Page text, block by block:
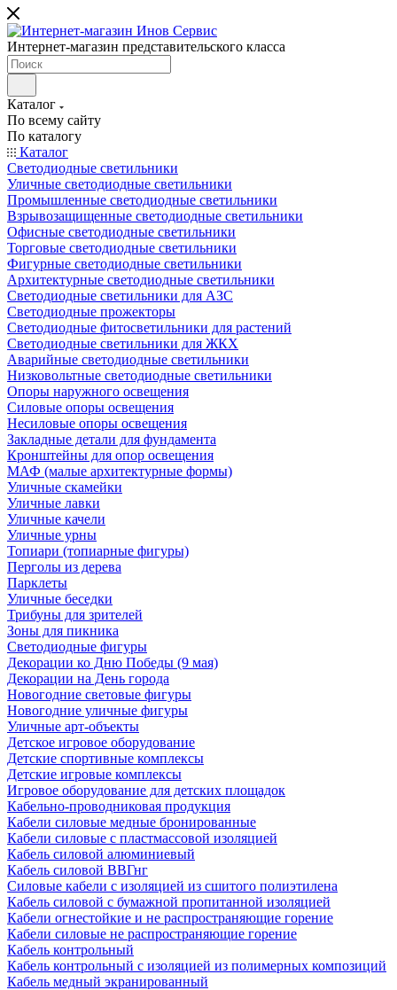
Интернет-магазин представительского класса
Каталог
По всему сайту
По каталогу
Каталог
Светодиодные светильники
Уличные светодиодные светильники
Промышленные светодиодные светильники
Взрывозащищенные светодиодные светильники
Офисные светодиодные светильники
Торговые светодиодные светильники
Фигурные светодиодные светильники
Архитектурные светодиодные светильники
Светодиодные светильники для АЗС
Светодиодные прожекторы
Светодиодные фитосветильники для растений
Светодиодные светильники для ЖКХ
Аварийные светодиодные светильники
Низковольтные светодиодные светильники
Опоры наружного освещения
Силовые опоры освещения
Несиловые опоры освещения
Закладные детали для фундамента
Кронштейны для опор освещения
МАФ (малые архитектурные формы)
Уличные скамейки
Уличные лавки
Уличные качели
Уличные урны
Топиари (топиарные фигуры)
Перголы из дерева
Парклеты
Уличные беседки
Трибуны для зрителей
Зоны для пикника
Светодиодные фигуры
Декорации ко Дню Победы (9 мая)
Декорации на День города
Новогодние световые фигуры
Новогодние уличные фигуры
Уличные арт-объекты
Детское игровое оборудование
Детские спортивные комплексы
Детские игровые комплексы
Игровое оборудование для детских площадок
Кабельно-проводниковая продукция
Кабели силовые медные бронированные
Кабели силовые с пластмассовой изоляцией
Кабель силовой алюминиевый
Кабель силовой ВВГнг
Силовые кабели с изоляцией из сшитого полиэтилена
Кабель силовой с бумажной пропитанной изоляцией
Кабели огнестойкие и не распространяющие горение
Кабели силовые не распространяющие горение
Кабель контрольный
Кабель контрольный с изоляцией из полимерных композиций
Кабель медный экранированный